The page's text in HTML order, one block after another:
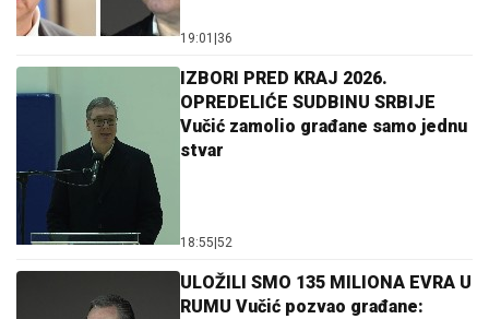
19:01 36
IZBORI PRED KRAJ 2026.
OPREDELIĆE SUDBINU SRBIJE
Vučić zamolio građane samo jednu
stvar
18:55 52
ULOŽILI SMO 135 MILIONA EVRA U
RUMU Vučić pozvao građane: